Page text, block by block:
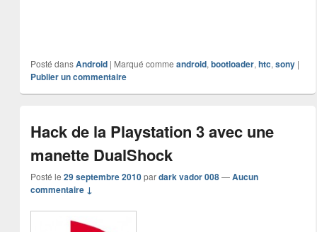
Posté dans Android | Marqué comme android, bootloader, htc, sony |
Publier un commentaire
Hack de la Playstation 3 avec une
manette DualShock
Posté le 29 septembre 2010 pardark vador 008 —Aucun
commentaire ↓